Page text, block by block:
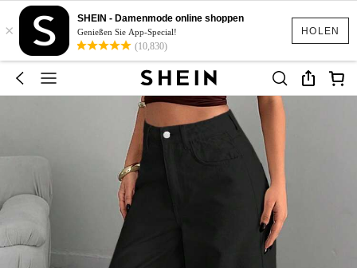
HOLEN
×
SHEIN - Damenmode online shoppen
Genießen Sie App-Special!
(10,830)